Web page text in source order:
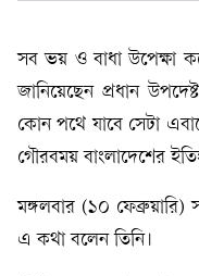
সব ভয় ও বাধা উপেক্ষা
জানিয়েছেন প্রধান
কোন পথে যাবে সেটা
গৌরবময় বাংলাদেশের
মঙ্গলবার (১০ ফেব্রুয়ারি)
এ কথা বলেন তিনি।